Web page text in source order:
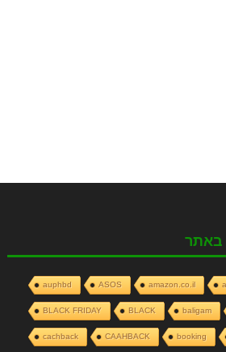
באתר
amazon.co.il
ASOS
auphbd
baligam
BLACK
BLACK FRIDAY
booking
CAAHBACK
cachback